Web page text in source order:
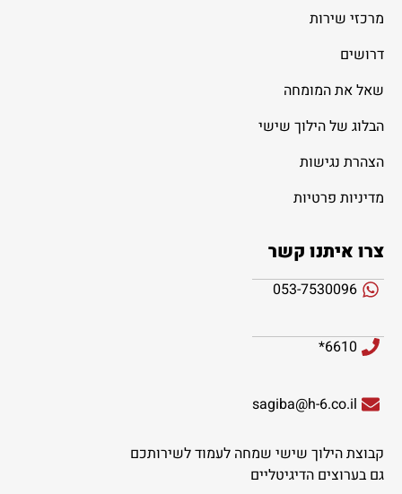
מרכזי שירות
דרושים
שאל את המומחה
הבלוג של הילוך שישי
הצהרת נגישות
מדיניות פרטיות
צרו איתנו קשר
053-7530096
6610*
sagiba@h-6.co.il
קבוצת הילוך שישי שמחה לעמוד לשירותכם
גם בערוצים הדיגיטליים